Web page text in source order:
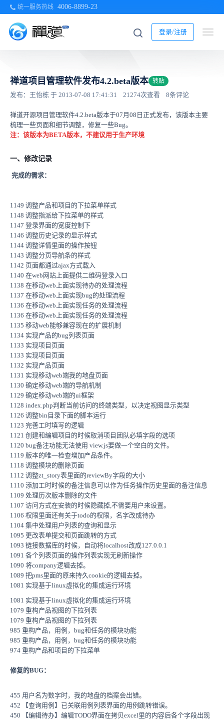
统一服务热线 4006-8899-23
登录/注册
禅道项目管理软件发布4.2.beta版本 转贴
发布：王怡栋 于 2013-07-08 17:41:31 21274次查看 8条评论
禅道开源项目管理软件4.2.beta版本于07月08日正式发布，该版本主要
梳理一些页面和细节调整，修复一些Bug。
注： 该版本为BETA版本， 不建议用于生产环境
一、修改记录
完成的需求：
1149 调整产品和项目的下拉菜单样式
1148 调整指派给下拉菜单的样式
1147 登录界面的宽度控制下
1146 调整历史记录的显示样式
1144 调整详情里面的操作按钮
1143 调整分页导航条的样式
1142 页面都通过ajax方式载入
1140 在web网站上面提供二维码登录入口
1138 在移动web上面实现待办的处理流程
1137 在移动web上面实现bug的处理流程
1136 在移动web上面实现任务的处理流程
1136 在移动web上面实现任务的处理流程
1135 移动web能够兼容现在的扩展机制
1134 实现产品的bug列表页面
1133 实现项目页面
1133 实现项目页面
1132 实现产品页面
1131 实现移动web端我的地盘页面
1130 确定移动web端的导航机制
1129 确定移动web端的ui框架
1128 index.php判断当前访问的终端类型，以决定视图显示类型
1126 调整bin目录下面的脚本运行
1123 完善工时填写的逻辑
1121 创建和编辑项目的时候取消项目团队必填字段的选项
1120 bug备注功能无法使用 view.js要做一个空白的文件。
1119 版本的唯一检查增加产品条件。
1118 调整模块的删除页面
1112 调整zt_story表里面的reviewBy字段的大小
1110 添加工时时候的备注信息可以作为任务操作历史里面的备注信息
1109 处理历次版本删除的文件
1107 访问方式在安装的时候隐藏掉,不需要用户来设置。
1106 权限里面还有关于todo的权限，名字改成待办
1104 集中处理用户列表的查询和显示
1095 更改表单提交和页面跳转的方式
1093 链接数据库的时候，自动将localhost改成127.0.0.1
1091 各个列表页面的操作列表实现无刷新操作
1090 将company逻辑去掉。
1089 把pms里面的原来持久cookie的逻辑去掉。
1081 实现基于linux虚拟化的集成运行环境
1081 实现基于linux虚拟化的集成运行环境
1079 重构产品视图的下拉列表
1079 重构产品视图的下拉列表
985 重构产品，用例，bug和任务的模块功能
985 重构产品，用例，bug和任务的模块功能
974 重构产品和项目的下拉菜单
修复的BUG：
455 用户名为数字时，我的地盘的档案会出错。
452 【查询用例】已关联用例列表界面的用例跳转错误。
450 【编辑待办】编辑TODO界面在拷贝excel里的内容后各个字段出现